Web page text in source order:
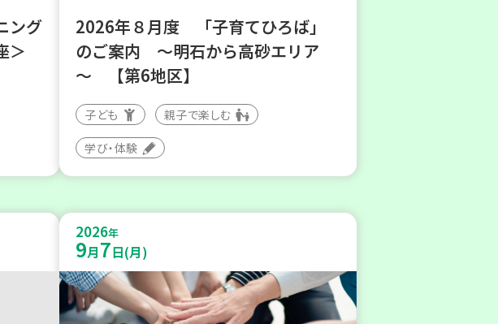
ング
＞
2026年８月度 「子育てひろば」
のご案内 ～明石から高砂エリア
～ 【第6地区】
子ども 親子で楽しむ
学び・体験
2026年
9月7日(月)